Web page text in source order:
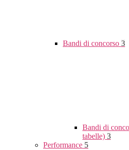
Bandi di concorso 3
Bandi di
tabelle) 3
Performance 5